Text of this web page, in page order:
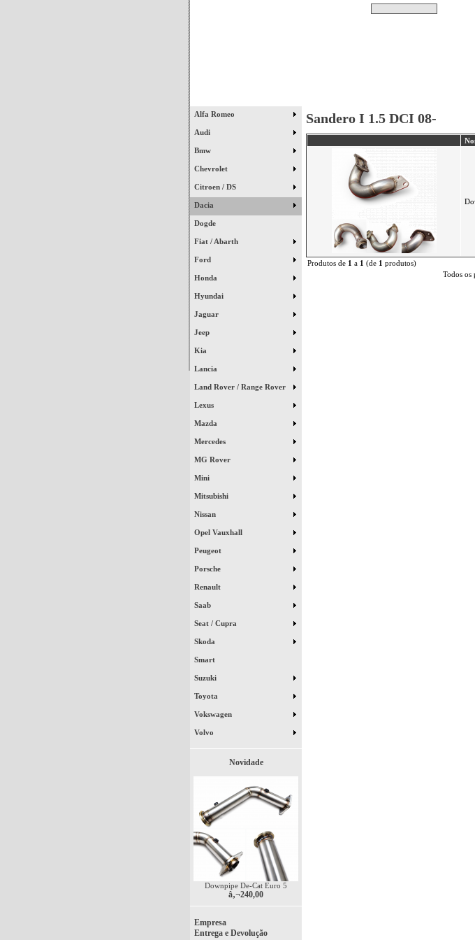
Alfa Romeo
Audi
Bmw
Chevrolet
Citroen / DS
Dacia
Dogde
Fiat / Abarth
Ford
Honda
Hyundai
Jaguar
Jeep
Kia
Lancia
Land Rover / Range Rover
Lexus
Mazda
Mercedes
MG Rover
Mini
Mitsubishi
Nissan
Opel Vauxhall
Peugeot
Porsche
Renault
Saab
Seat / Cupra
Skoda
Smart
Suzuki
Toyota
Vokswagen
Volvo
Novidade
Downpipe De-Cat Euro 5
â‚¬240,00
Empresa
Entrega e Devolução
Sandero I 1.5 DCI 08-
Produtos de 1 a 1 (de 1 produtos)
Todos os